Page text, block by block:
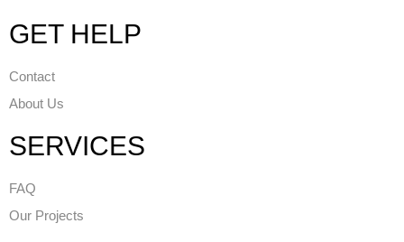
GET HELP
Contact
About Us
SERVICES
FAQ
Our Projects